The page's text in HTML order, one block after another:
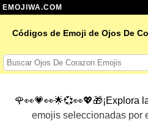
EMOJIWA.COM
Códigos de Emoji de Ojos De
🌹👀💗👀🌟💞👀💖🎁¡Explora
emojis seleccionadas por